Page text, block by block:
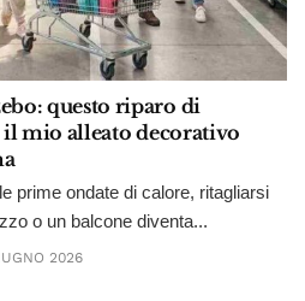
questo riparo di
mio alleato decorativo
prime ondate di calore, ritagliarsi
o un balcone diventa...
2026